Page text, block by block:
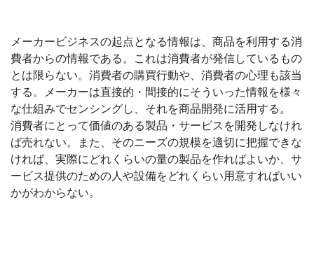
メーカービジネスの起点となる情報は、商品を利用する消
費者からの情報である。これは消費者が発信しているもの
とは限らない。消費者の購買行動や、消費者の心理も該当
する。メーカーは直接的・間接的にそういった情報を様々
な仕組みでセンシングし、それを商品開発に活用する。
消費者にとって価値のある製品・サービスを開発しなけれ
ば売れない。また、そのニーズの規模を適切に把握できな
ければ、実際にどれくらいの量の製品を作ればよいか、サ
ービス提供のための人や設備をどれくらい用意すればいい
かがわからない。